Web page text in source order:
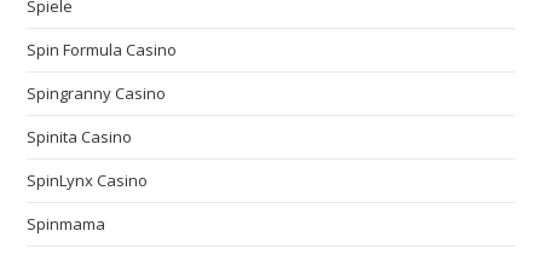
Spiele
Spin Formula Casino
Spingranny Casino
Spinita Casino
SpinLynx Casino
Spinmama